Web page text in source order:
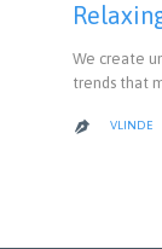
We create
trends that
 VLINDE